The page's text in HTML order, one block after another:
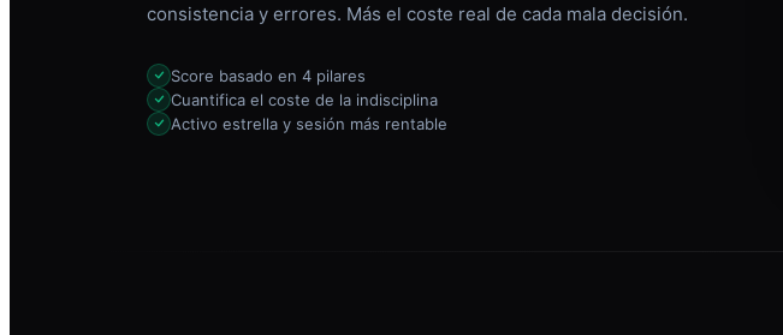
consistencia y errores. Más el coste real de cada mala decisión.
Score basado en 4 pilares
Cuantifica el coste de la indisciplina
Activo estrella y sesión más rentable